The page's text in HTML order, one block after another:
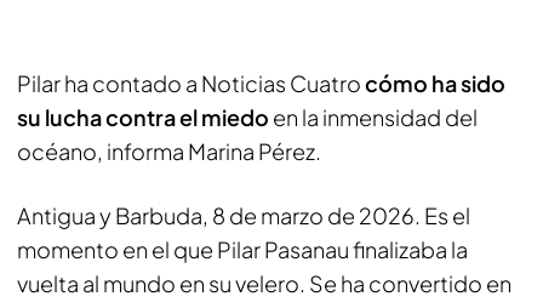
Pilar ha contado a Noticias Cuatrocómo ha sido
su lucha contra el miedo en la inmensidad del
océano, informa Marina Pérez.
Antigua y Barbuda, 8 de marzo de 2026. Es el
momento en el que Pilar Pasanau finalizaba la
vuelta al mundo en su velero. Se ha convertido en